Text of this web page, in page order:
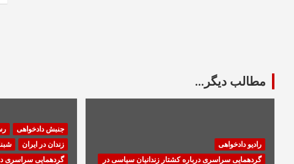
مطالب دیگر...
رادیو دادخواهی
گردهمایی سراسری درباره کشتار زندانیان سیاسی در
جنبش دادخواهی
زندان در ایران
گردهمایی سراسری